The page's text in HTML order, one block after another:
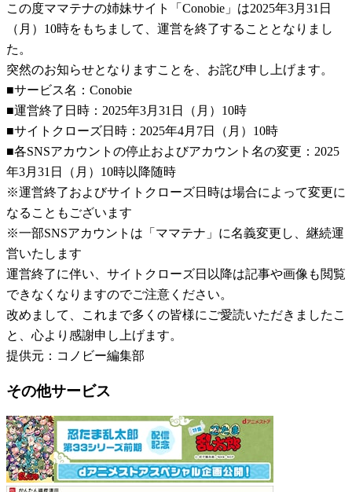
この度ママテナの姉妹サイト「Conobie」は2025年3月31日
（月）10時をもちまして、運営を終了することとなりまし
た。
突然のお知らせとなりますことを、お詫び申し上げます。
■サービス名：Conobie
■運営終了日時：2025年3月31日（月）10時
■サイトクローズ日時：2025年4月7日（月）10時
■各SNSアカウントの停止およびアカウント名の変更：2025
年3月31日（月）10時以降随時
※運営終了およびサイトクローズ日時は場合によって変更に
なることもございます
※一部SNSアカウントは「ママテナ」に名義変更し、継続運
営いたします
運営終了に伴い、サイトクローズ日以降は記事や画像も閲覧
できなくなりますのでご注意ください。
改めまして、これまで多くの皆様にご愛読いただきましたこ
と、心より感謝申し上げます。
提供元：コノビー編集部
その他サービス